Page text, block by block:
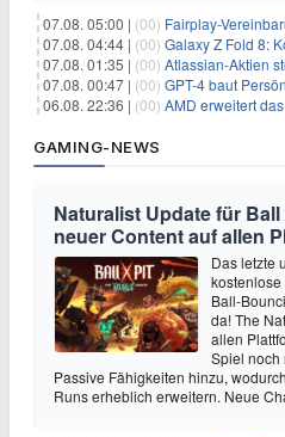
07.08. 05:00 | (00) Fairplay-
07.08. 04:44 | (00) Galaxy Z Fold 8:
07.08. 01:35 | (00) Atlassian-Aktien
07.08. 00:47 | (00) GPT-4 baut
06.08. 22:36 | (00) AMD erweitert das
GAMING-NEWS
Naturalist Update für
neuer Content auf allen
Das letzte
Ball-
da! The
allen
Spiel noch
Passive Fähigkeiten hinzu,
Runs erheblich erweitern. Neue